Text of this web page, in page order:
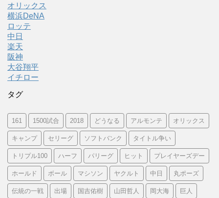
オリックス
横浜DeNA
ロッテ
中日
楽天
阪神
大谷翔平
イチロー
タグ
161 1500試合 2018 どうなる アルモンテ オリックス
キャンプ セリーグ ソフトバンク タイトル争い
トリプル100 ハーフ パリーグ ヒット プレイヤーズデー
ホールド ボール マシソン ヤクルト 中日 丸ポーズ
伝統の一戦 出場 国吉佑樹 山田哲人 岡大海 巨人